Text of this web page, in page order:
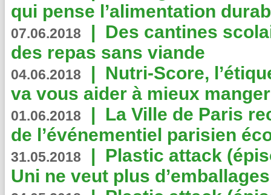
qui pense l’alimentation
07.06.2018 | Des cantines
des repas sans viande
04.06.2018 | Nutri-Score,
va vous aider à mieux
01.06.2018 | La Ville de Paris
de l’événementiel parisien
31.05.2018 | Plastic attack
Uni ne veut plus